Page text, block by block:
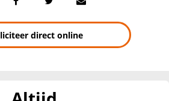
direct online